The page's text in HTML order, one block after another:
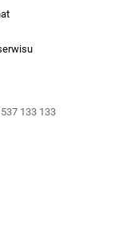
537 133 133